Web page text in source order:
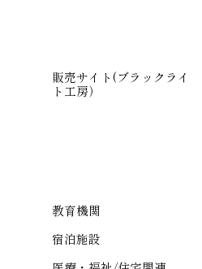
販売サイト(ブラックライ
ト工房）
教育機関
宿泊施設